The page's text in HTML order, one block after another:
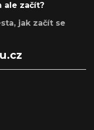
ale začít?
jak začít se